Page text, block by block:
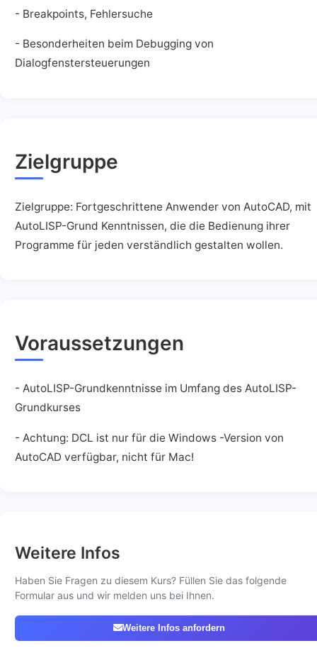
- Breakpoints, Fehlersuche
- Besonderheiten beim Debugging von
Dialogfenstersteuerungen
Zielgruppe
Zielgruppe: Fortgeschrittene Anwender von AutoCAD, mit
AutoLISP-Grund Kenntnissen, die die Bedienung ihrer
Programme für jeden verständlich gestalten wollen.
Voraussetzungen
- AutoLISP-Grundkenntnisse im Umfang des AutoLISP-
Grundkurses
- Achtung: DCL ist nur für die Windows -Version von
AutoCAD verfügbar, nicht für Mac!
Weitere Infos
Haben Sie Fragen zu diesem Kurs? Füllen Sie das folgende
Formular aus und wir melden uns bei Ihnen.
Weitere Infos anfordern